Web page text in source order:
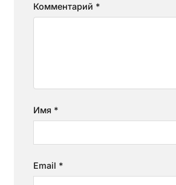
Комментарий *
Имя *
Email *